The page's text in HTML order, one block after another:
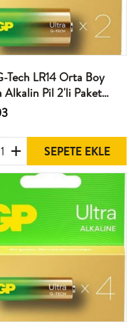
Tech LR14 Orta Boy
Alkalin Pil 2'li Paket
U2 C Boy
SEPETE EKLE